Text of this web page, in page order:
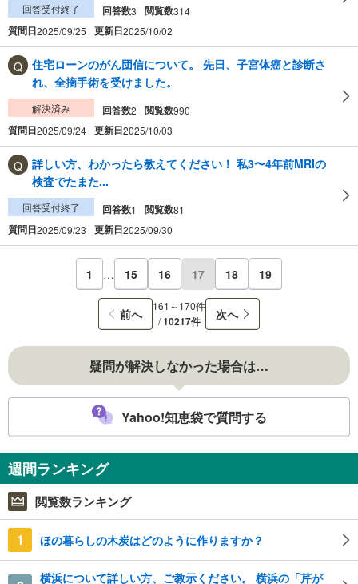
回答受付終了 回答数3 閲覧数314
質問日2025/09/25 更新日2025/10/02
住宅ローンのがん団信について。 先日、子宮体癌と診断さ
れ、全摘手術を受けました。
解決済み 回答数2 閲覧数990
質問日2025/09/24 更新日2025/10/03
詳しい方、わかったら教えてください！ 私3〜4年前MRIの
検査でたまた...
回答受付終了 回答数1 閲覧数81
質問日2025/09/23 更新日2025/09/30
1 … 15 16 17 18 19
前へ
161～170件
/10217件 次へ
疑問が解決しなかった場合は…
Yahoo!知恵袋で質問する
週間ランキング
閲覧数ランキング
1 ほの暮らしの木炭はどのように作りますか？
横浜について詳しい方、ご教示ください。 横浜の「芹が